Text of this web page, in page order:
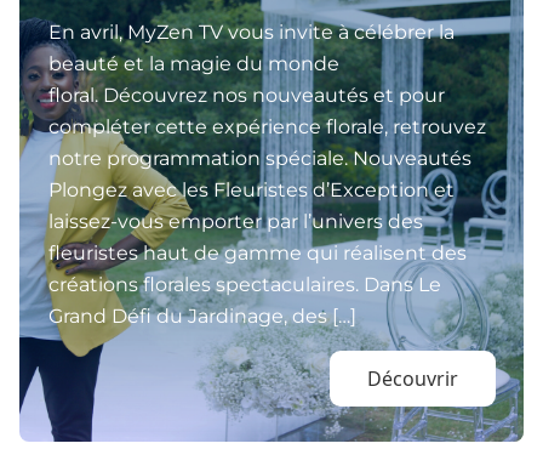
En avril, MyZen TV vous invite à célébrer la
beauté et la magie du monde
floral. Découvrez nos nouveautés et pour
compléter cette expérience florale, retrouvez
notre programmation spéciale. Nouveautés
Plongez avec les Fleuristes d’Exception et
laissez-vous emporter par l’univers des
fleuristes haut de gamme qui réalisent des
créations florales spectaculaires. Dans Le
Grand Défi du Jardinage, des […]
Découvrir